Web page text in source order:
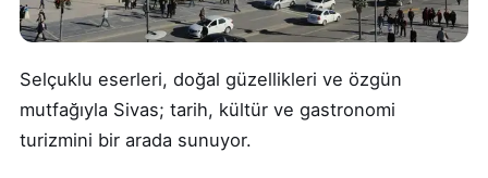
Selçuklu eserleri, doğal güzellikleri ve özgün
mutfağıyla Sivas; tarih, kültür ve gastronomi
turizmini bir arada sunuyor.